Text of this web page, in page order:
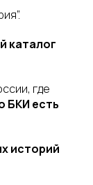
каталог
где
БКИ есть
историй